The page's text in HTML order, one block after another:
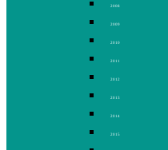
2008
2009
2010
2011
2012
2013
2014
2015